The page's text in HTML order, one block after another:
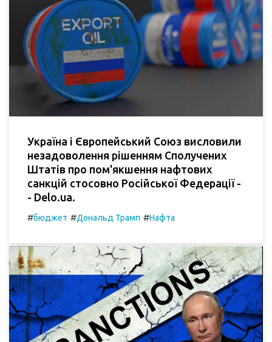
Україна і Європейський Союз висловили
незадоволення рішенням Сполучених
Штатів про пом'якшення нафтових
санкцій стосовно Російської Федерації -
- Delo.ua.
#бюджет #Дональд Трамп #Нафта